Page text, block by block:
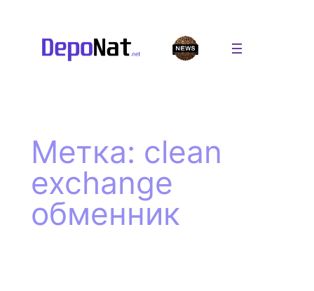
содержимому
Метка: clean
exchange
обменник